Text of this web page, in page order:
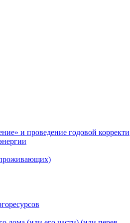
и проведение годовой корректи
проживающих)